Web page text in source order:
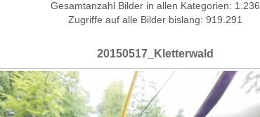
Gesamtanzahl Bilder in allen Kategorien: 1.236
Zugriffe auf alle Bilder bislang: 919.291
20150517_Kletterwald